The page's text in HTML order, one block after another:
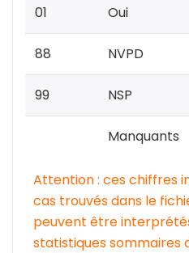
01 Oui
88 NVPD
99 NSP
Manquants
Attention : ces chiffres
cas trouvés dans le
peuvent être
statistiques sommaires